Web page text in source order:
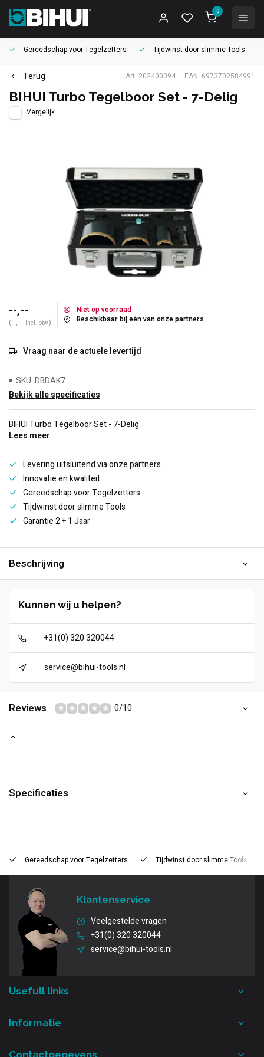
0
Gereedschap voorTegelzetters Tijdwinst door slimme Tools
Terug Art: 202400094 EAN: 6973702584991
BIHUI Turbo Tegelboor Set - 7-Delig
Vergelijk
--,--
(--,-- Incl. btw)
Niet op voorraad
Beschikbaar bij één van onze partners
Vraag naar de actuele levertijd
SKU: DBDAK7
Bekijk alle specificaties
BIHUI Turbo Tegelboor Set - 7-Delig
Lees meer
Levering uitsluitend via onze partners
Innovatie en kwaliteit
Gereedschap voor Tegelzetters
Tijdwinst door slimme Tools
Garantie 2 + 1 Jaar
Beschrijving
Kunnen wij u helpen?
+31(0) 320 320044
service@bihui-tools.nl
Reviews 0/10
Specificaties
Gereedschap voorTegelzetters Tijdwinst door slimme Tools
Klantenservice
Veelgestelde vragen
+31(0) 320 320044
service@bihui-tools.nl
Usefull links
Informatie
Contactgegevens